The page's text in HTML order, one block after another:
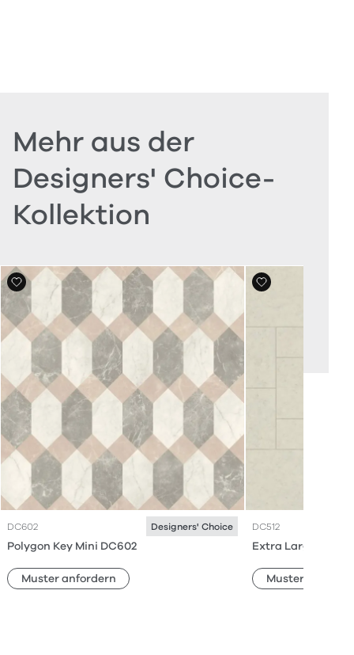
Mehr aus der
Designers' Choice-
Kollektion
DC602 Designers' Choice
Polygon Key Mini DC602
Muster anfordern
DC512
Extra Large
Muster